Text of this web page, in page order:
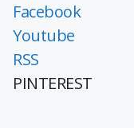
Facebook
Youtube
RSS
PINTEREST